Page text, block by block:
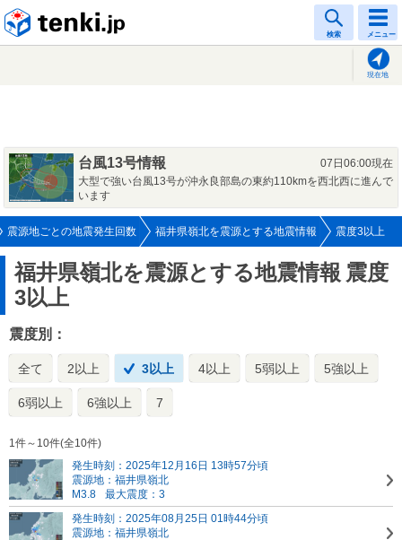
検索 メニュー
現在地
台風13号情報
07日06:00現在
大型で強い台風13号が沖永良部島の東約110kmを西北西に進んで
います
震源地ごとの地震発生回数 福井県嶺北を震源とする地震情報 震度3以上
福井県嶺北を震源とする地震情報 震度
3以上
震度別：
全て 2以上 3以上 4以上 5弱以上 5強以上
6弱以上 6強以上 7
1件～10件(全10件)
発生時刻：2025年12月16日 13時57分頃
震源地：福井県嶺北
M3.8
最大震度：3
発生時刻：2025年08月25日 01時44分頃
震源地：福井県嶺北